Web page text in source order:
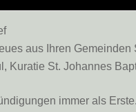
aus Ihren Gemeinden
Kuratie St. Johannes
immer als